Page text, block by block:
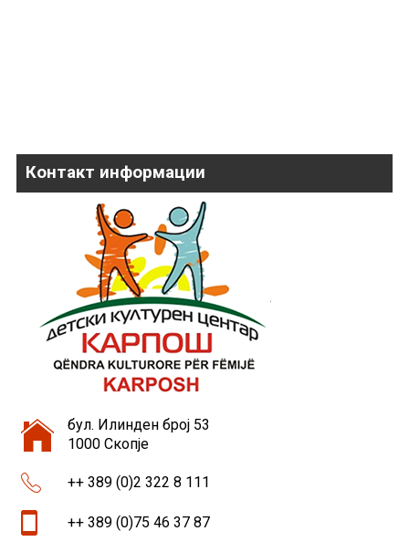
Контакт информации
бул. Илинден број 53
1000 Скопје
++ 389 (0)2 322 8 111
++ 389 (0)75 46 37 87